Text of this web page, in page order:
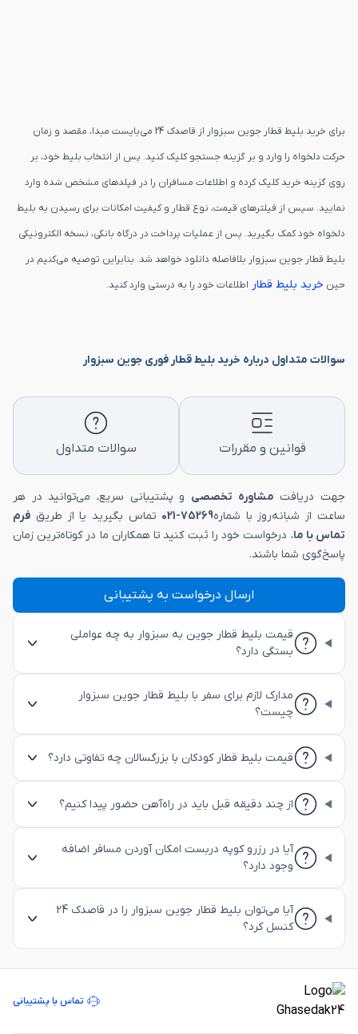
برای خرید بلیط قطار جوین سبزوار از قاصدک 24 می‌بایست مبدا، مقصد و زمان
حرکت دلخواه را وارد و بر گزینه جستجو کلیک کنید. پس از انتخاب بلیط خود، بر
روی گزینه خرید کلیک کرده و اطلاعات مسافران را در فیلدهای مشخص شده وارد
نمایید. سپس از فیلترهای قیمت، نوع قطار و کیفیت امکانات برای رسیدن به بلیط
دلخواه خود کمک بگیرید. پس از عملیات پرداخت در درگاه بانکی، نسخه الکترونیکی
بلیط قطار جوین سبزوار بلافاصله دانلود خواهد شد. بنابراین توصیه می‌کنیم در
حین خرید بلیط قطار اطلاعات خود را به درستی وارد کنید.
سوالات متداول درباره خرید بلیط قطار فوری جوین سبزوار
قوانین و مقررات سوالات متداول
جهت دریافت مشاوره تخصصی و پشتیبانی سریع، می‌توانید در هر
ساعت از شبانه‌روز با شماره75269-021 تماس بگیرید یا از طریق فرم
تماس با ما، درخواست خود را ثبت کنید تا همکاران ما در کوتاه‌ترین زمان
پاسخ‌گوی شما باشند.
ارسال درخواست به پشتیبانی
قیمت بلیط قطار جوین به سبزوار به چه عواملی
بستگی دارد؟
مدارک لازم برای سفر با بلیط قطار جوین سبزوار
چیست؟
قیمت بلیط قطار کودکان با بزرگسالان چه تفاوتی دارد؟
از چند دقیقه قبل باید در راه‌آهن حضور پیدا کنیم؟
آیا در رزرو کوپه دربست امکان آوردن مسافر اضافه
وجود دارد؟
آیا می‌توان بلیط قطار جوین سبزوار را در قاصدک 24
کنسل کرد؟
تماس با پشتیبانی